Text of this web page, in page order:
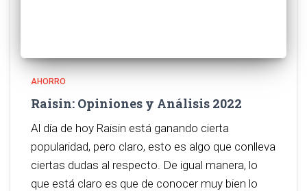
AHORRO
Raisin: Opiniones y Análisis 2022
Al día de hoy Raisin está ganando cierta
popularidad, pero claro, esto es algo que conlleva
ciertas dudas al respecto. De igual manera, lo
que está claro es que de conocer muy bien lo